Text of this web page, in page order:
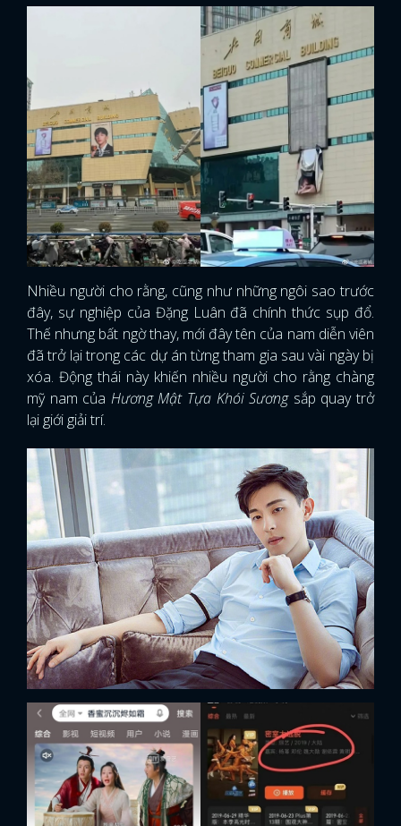
Nhiều người cho rằng, cũng như những ngôi sao trước
đây, sự nghiệp của Đặng Luân đã chính thức sụp đổ.
Thế nhưng bất ngờ thay, mới đây tên của nam diễn viên
đã trở lại trong các dự án từng tham gia sau vài ngày bị
xóa. Động thái này khiến nhiều người cho rằng chàng
mỹ nam của Hương Mật Tựa Khói Sươngsắp quay trở
lại giới giải trí.